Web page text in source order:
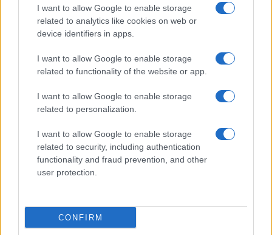
I want to allow Google to enable storage
related to analytics like cookies on web or
device identifiers in apps.
I want to allow Google to enable storage
related to functionality of the website or app.
I want to allow Google to enable storage
related to personalization.
I want to allow Google to enable storage
related to security, including authentication
functionality and fraud prevention, and other
user protection.
CONFIRM
Izrael-ellenes keresztény
adófizetők pénzét az EU
Izrael belügyeire rátérve Kallas aggodalmát
reformok és a vezető jogászokra gyakorolt
politikai nyomás miatt. „A jogállamiság és a
bírói függetlenség alapvető értékek” –
tiszteletben tartja a demokratikus elveket. A
tüntetések, amelyeket láttunk, azt mutatják,